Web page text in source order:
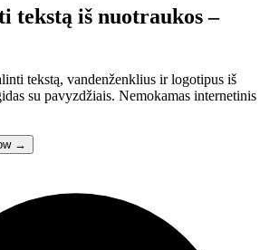
tekstą iš nuotraukos –
tekstą, vandenženklius ir logotipus iš
su pavyzdžiais. Nemokamas internetinis
→